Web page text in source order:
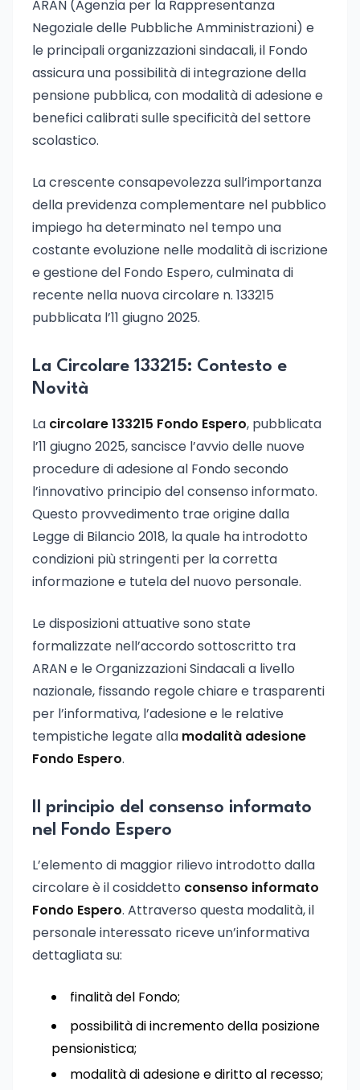
ARAN (Agenzia per la Rappresentanza
Negoziale delle Pubbliche Amministrazioni) e
le principali organizzazioni sindacali, il Fondo
assicura una possibilità di integrazione della
pensione pubblica, con modalità di adesione e
benefici calibrati sulle specificità del settore
scolastico.
La crescente consapevolezza sull’importanza
della previdenza complementare nel pubblico
impiego ha determinato nel tempo una
costante evoluzione nelle modalità di iscrizione
e gestione del Fondo Espero, culminata di
recente nella nuova circolare n. 133215
pubblicata l’11 giugno 2025.
La Circolare 133215: Contesto e
Novità
La circolare 133215 Fondo Espero, pubblicata
l’11 giugno 2025, sancisce l’avvio delle nuove
procedure di adesione al Fondo secondo
l’innovativo principio del consenso informato.
Questo provvedimento trae origine dalla
Legge di Bilancio 2018, la quale ha introdotto
condizioni più stringenti per la corretta
informazione e tutela del nuovo personale.
Le disposizioni attuative sono state
formalizzate nell’accordo sottoscritto tra
ARAN e le Organizzazioni Sindacali a livello
nazionale, fissando regole chiare e trasparenti
per l’informativa, l’adesione e le relative
tempistiche legate alla modalità adesione
Fondo Espero.
Il principio del consenso informato
nel Fondo Espero
L’elemento di maggior rilievo introdotto dalla
circolare è il cosiddetto consenso informato
Fondo Espero. Attraverso questa modalità, il
personale interessato riceve un’informativa
dettagliata su:
finalità del Fondo;
possibilità di incremento della posizione
pensionistica;
modalità di adesione e diritto al recesso;